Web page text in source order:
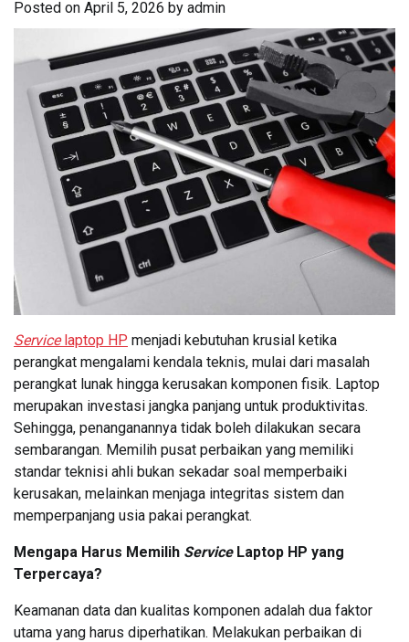
Posted on April 5, 2026 by admin
Servicelaptop HP menjadi kebutuhan krusial ketika
perangkat mengalami kendala teknis, mulai dari masalah
perangkat lunak hingga kerusakan komponen fisik. Laptop
merupakan investasi jangka panjang untuk produktivitas.
Sehingga, penanganannya tidak boleh dilakukan secara
sembarangan. Memilih pusat perbaikan yang memiliki
standar teknisi ahli bukan sekadar soal memperbaiki
kerusakan, melainkan menjaga integritas sistem dan
memperpanjang usia pakai perangkat.
Mengapa Harus Memilih ServiceLaptop HP yang
Terpercaya?
Keamanan data dan kualitas komponen adalah dua faktor
utama yang harus diperhatikan. Melakukan perbaikan di